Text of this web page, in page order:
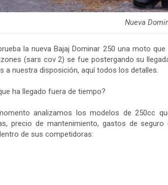
Nueva
la nueva Bajaj Dominar 250 una moto
(sars cov 2) se fue postergando su
a nuestra disposición, aquí todos los detalles.
ha llegado fuera de tiempo?
analizamos los modelos de 250cc
precio de mantenimiento, gastos de
de sus competidoras: